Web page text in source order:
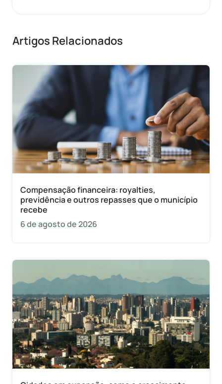
Artigos Relacionados
Compensação financeira: royalties,
previdência e outros repasses que o município
recebe
6 de agosto de 2026